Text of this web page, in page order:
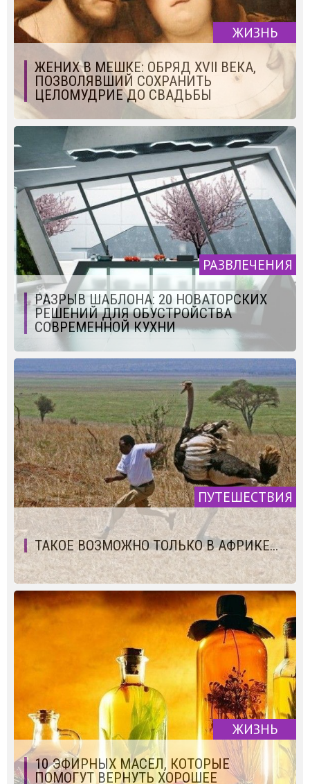
ЖИЗНЬ
ЖЕНИХ В МЕШКЕ: ОБРЯД XVII ВЕКА,
ПОЗВОЛЯВШИЙ СОХРАНИТЬ
ЦЕЛОМУДРИЕ ДО СВАДЬБЫ
РАЗВЛЕЧЕНИЯ
РАЗРЫВ ШАБЛОНА: 20 НОВАТОРСКИХ
РЕШЕНИЙ ДЛЯ ОБУСТРОЙСТВА
СОВРЕМЕННОЙ КУХНИ
ПУТЕШЕСТВИЯ
ТАКОЕ ВОЗМОЖНО ТОЛЬКО В АФРИКЕ...
ЖИЗНЬ
10 ЭФИРНЫХ МАСЕЛ, КОТОРЫЕ
ПОМОГУТ ВЕРНУТЬ ХОРОШЕЕ